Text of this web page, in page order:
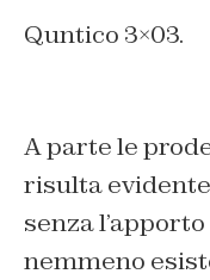
Quntico 3×03.
A parte le
risulta evidente
senza
nemmeno